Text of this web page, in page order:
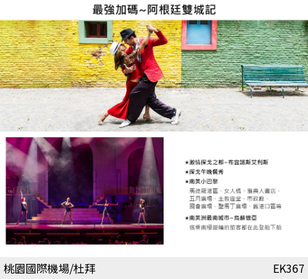
桃園國際機場/杜拜
EK367